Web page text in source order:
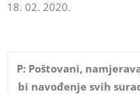
18. 02. 2020.
P: Poštovani,
bi navođenje svih